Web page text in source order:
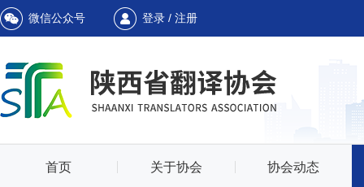
微信公众号 登录 / 注册
首页 关于协会 协会动态